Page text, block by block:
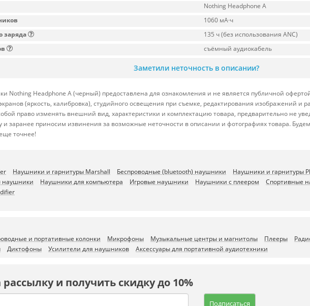
Nothing Headphone A
1060 мА·ч
заряда
135 ч (без использования ANC)
съёмный аудиокабель
Заметили неточность в описании?
Nothing Headphone A (черный) предоставлена для ознакомления и не является публичной
(яркость, калибровка), студийного освещения при съемке, редактирования изображений и
право изменять внешний вид, характеристики и комплектацию товара, предварительно не
заранее приносим извинения за возможные неточности в описании и фотографиях товара.
точнее!
Наушники и гарнитуры Marshall Беспроводные (bluetooth) наушники Наушники и гарнитуры
наушники
Наушники для компьютера Игровые наушники Наушники с плеером Спортивные
и портативные колонки Микрофоны Музыкальные центры и магнитолы Плееры
Диктофоны Усилители для наушников Аксессуары для портативной аудиотехники
и получить скидку до 10%
Подписаться